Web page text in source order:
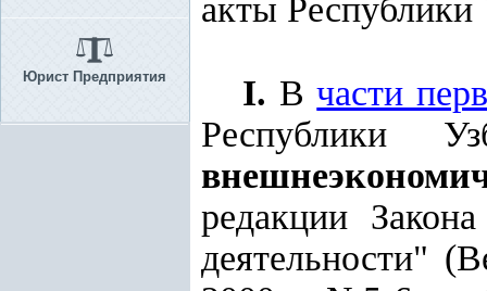
Юрист Предприятия
акты Республики
I. Вчасти
Республики
редакции
деятельности"